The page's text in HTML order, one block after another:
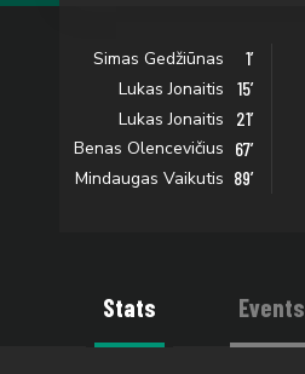
Simas Gedžiūnas
1’
Lukas Jonaitis
15’
Lukas Jonaitis
21’
Benas Olencevičius 67’
Mindaugas Vaikutis 89’
Stats Events